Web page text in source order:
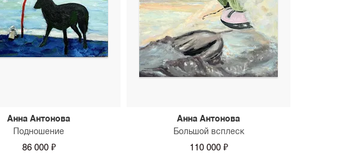
Анна Антонова
Подношение
86 000 ₽
Анна Антонова
Большой всплеск
110 000 ₽